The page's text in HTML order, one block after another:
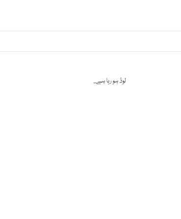
لوڈ ہو رہا ہے...